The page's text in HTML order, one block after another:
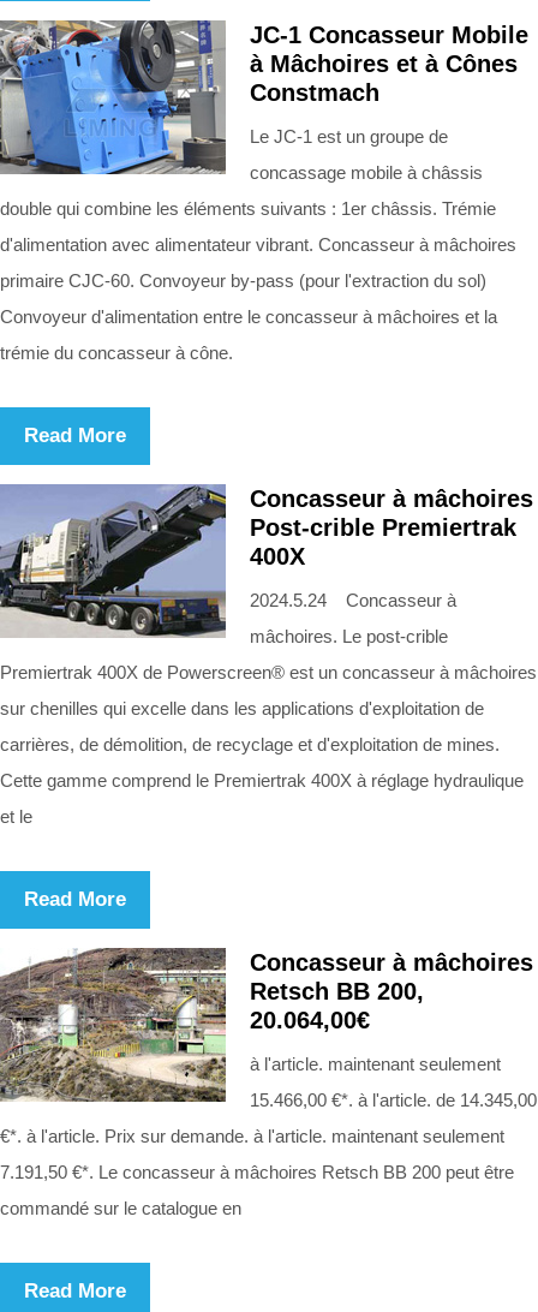
JC-1 Concasseur Mobile
à Mâchoires et à Cônes
Constmach
Le JC-1 est un groupe de
concassage mobile à châssis
double qui combine les éléments suivants : 1er châssis. Trémie
d'alimentation avec alimentateur vibrant. Concasseur à mâchoires
primaire CJC-60. Convoyeur by-pass (pour l'extraction du sol)
Convoyeur d'alimentation entre le concasseur à mâchoires et la
trémie du concasseur à cône.
Read More
Concasseur à mâchoires
Post-crible Premiertrak
400X
2024.5.24 Concasseur à
mâchoires. Le post-crible
Premiertrak 400X de Powerscreen® est un concasseur à mâchoires
sur chenilles qui excelle dans les applications d'exploitation de
carrières, de démolition, de recyclage et d'exploitation de mines.
Cette gamme comprend le Premiertrak 400X à réglage hydraulique
et le
Read More
Concasseur à mâchoires
Retsch BB 200,
20.064,00€
à l'article. maintenant seulement
15.466,00 €*. à l'article. de 14.345,00
€*. à l'article. Prix sur demande. à l'article. maintenant seulement
7.191,50 €*. Le concasseur à mâchoires Retsch BB 200 peut être
commandé sur le catalogue en
Read More